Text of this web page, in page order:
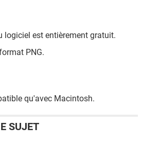
logiciel est entièrement gratuit.
PNG.
qu'avec Macintosh.
SUJET